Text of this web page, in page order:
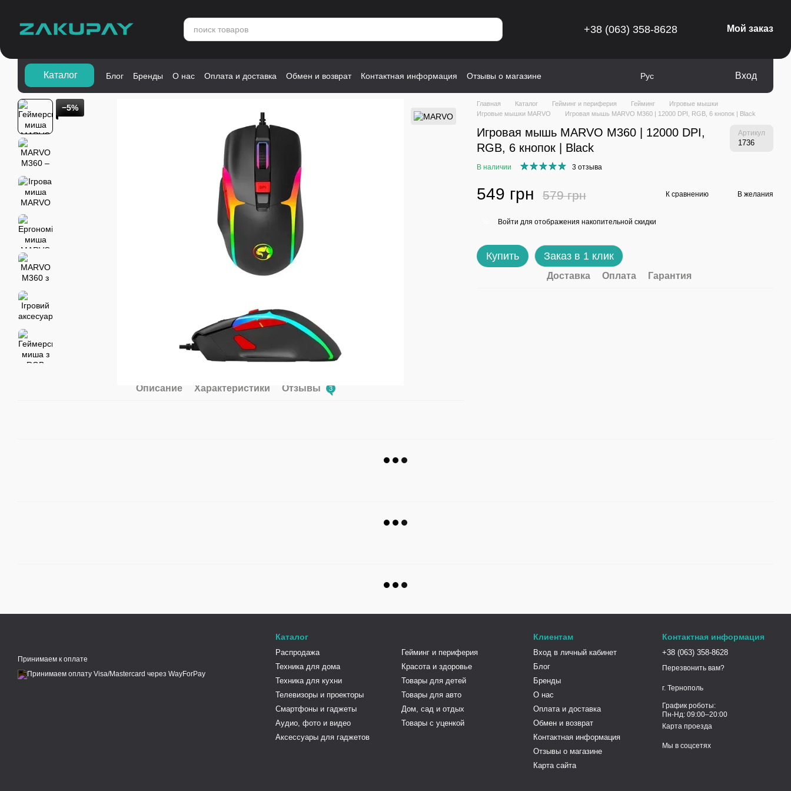
+38 (063) 358-8628 Мой заказ
Каталог">
Каталог Блог Бренды О нас Оплата и доставка Обмен и возврат Контактная информация Отзывы о магазине Рус Вход
−5%
Описание Характеристики Отзывы 3
Главная Каталог Гейминг и периферия Гейминг
Игровые мышки
Игровые мышки MARVO
Игровая мышь MARVO M360 | 12000 DPI, RGB, 6 кнопок | Black
Игровая мышь MARVO M360 | 12000 DPI,
RGB, 6 кнопок | Black
Артикул
1736
В наличии 3 отзыва
549 грн 579 грн К сравнению В желания
Войти для отображения накопительной скидки
Купить Заказ в 1 клик
Доставка Оплата Гарантия
Принимаем к оплате
Каталог
Распродажа
Техника для дома
Техника для кухни
Телевизоры и проекторы
Смартфоны и гаджеты
Аудио, фото и видео
Аксессуары для гаджетов
Гейминг и периферия
Красота и здоровье
Товары для детей
Товары для авто
Дом, сад и отдых
Товары с уценкой
Клиентам
Вход в личный кабинет
Блог
Бренды
О нас
Оплата и доставка
Обмен и возврат
Контактная информация
Отзывы о магазине
Карта сайта
Контактная информация
+38 (063) 358-8628
Перезвонить вам?
г. Тернополь
График роботы:
Пн-Нд: 09:00–20:00
Карта проезда
Мы в соцсетях